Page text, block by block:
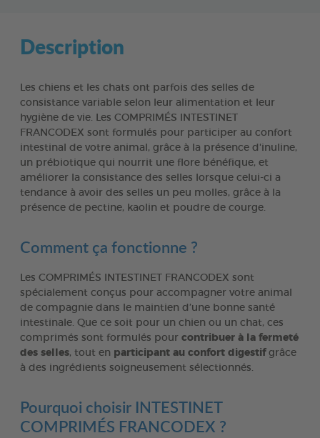
Description
Les chiens et les chats ont parfois des selles de
consistance variable selon leur alimentation et leur
hygiène de vie. Les COMPRIMÉS INTESTINET
FRANCODEX sont formulés pour participer au confort
intestinal de votre animal, grâce à la présence d'inuline,
un prébiotique qui nourrit une flore bénéfique, et
améliorer la consistance des selles lorsque celui-ci a
tendance à avoir des selles un peu molles, grâce à la
présence de pectine, kaolin et poudre de courge.
Comment ça fonctionne ?
Les COMPRIMÉS INTESTINET FRANCODEX sont
spécialement conçus pour accompagner votre animal
de compagnie dans le maintien d’une bonne santé
intestinale. Que ce soit pour un chien ou un chat, ces
comprimés sont formulés pour contribuer à la fermeté
des selles, tout en participant au confort digestifgrâce
à des ingrédients soigneusement sélectionnés.
Pourquoi choisir INTESTINET
COMPRIMÉS FRANCODEX ?